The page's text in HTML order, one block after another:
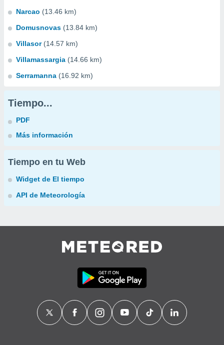
Narcao (13.46 km)
Domusnovas (13.84 km)
Villasor (14.57 km)
Villamassargia (14.66 km)
Serramanna (16.92 km)
Tiempo...
PDF
Más información
Tiempo en tu Web
Widget de El tiempo
API de Meteorología